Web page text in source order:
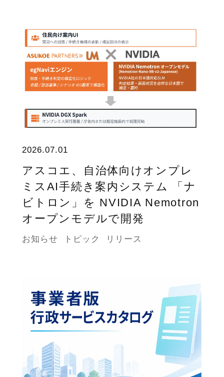
2026.07.01
アスコエ、自治体向けオンプレ
ミスAI手続き案内システム 「ナ
ビトロン」を NVIDIA Nemotron
オープンモデルで開発
お知らせ トピック リリース